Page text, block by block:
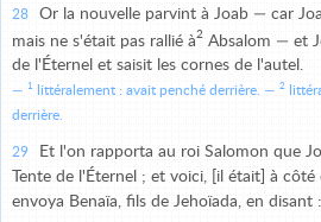
28 Or la nouvelle parvint à Joab — car
mais ne s'était pas rallié à2 Absalom — et
de l'Éternel et saisit les cornes de l'autel.
1 littéralement : avait penché derrière. 2
derrière.
29
Et l'on rapporta au roi Salomon que
Tente de l'Éternel ; et voici, [il était] à
envoya Benaïa, fils de Jehoïada, en disant